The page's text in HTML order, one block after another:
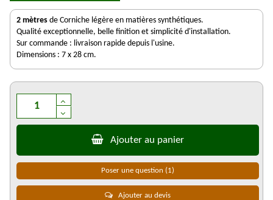
2 mètres de Corniche légère en matières synthétiques.
Qualité exceptionnelle, belle finition et simplicité d'installation.
Sur commande : livraison rapide depuis l'usine.
Dimensions : 7 x 28 cm.
Ajouter au panier
Poser une question (1)
Ajouter au devis